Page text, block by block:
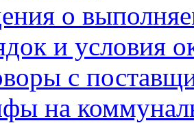
о
и условия
с
на